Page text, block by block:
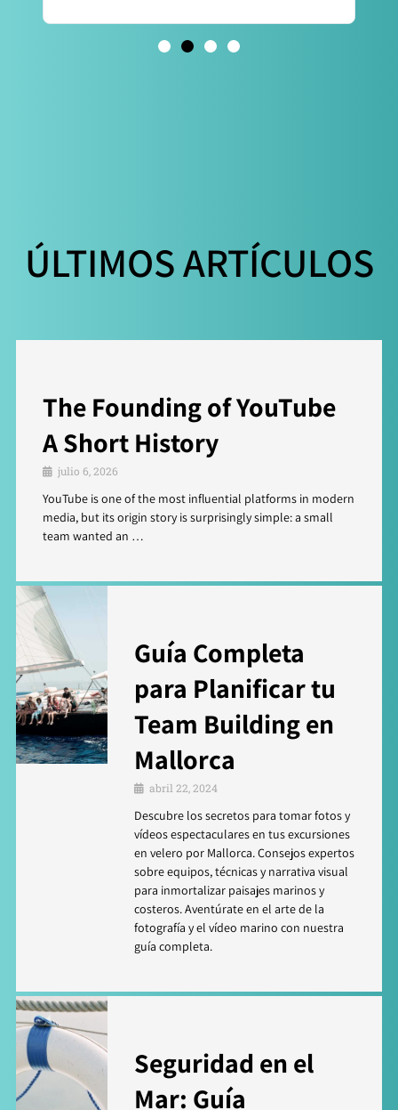
ÚLTIMOS ARTÍCULOS
The Founding of YouTube
A Short History
julio 6, 2026
YouTube is one of the most influential platforms in modern
media, but its origin story is surprisingly simple: a small
team wanted an …
Guía Completa
para Planificar tu
Team Building en
Mallorca
abril 22, 2024
Descubre los secretos para tomar fotos y
vídeos espectaculares en tus excursiones
en velero por Mallorca. Consejos expertos
sobre equipos, técnicas y narrativa visual
para inmortalizar paisajes marinos y
costeros. Aventúrate en el arte de la
fotografía y el vídeo marino con nuestra
guía completa.
Seguridad en el
Mar: Guía